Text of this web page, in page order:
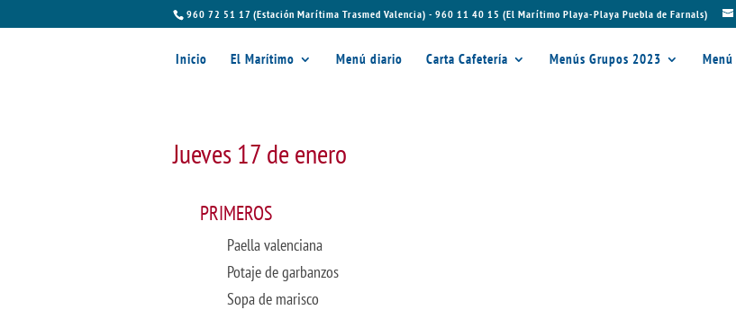
960 72 51 17 (Estación Marítima Trasmed Valencia) - 960 11 40 15 (El Marítimo Playa-Playa Puebla de Farnals)
Inicio El Marítimo Menú diario Carta Cafetería Menús Grupos 2023 Menú
Jueves 17 de enero
PRIMEROS
Paella valenciana
Potaje de garbanzos
Sopa de marisco